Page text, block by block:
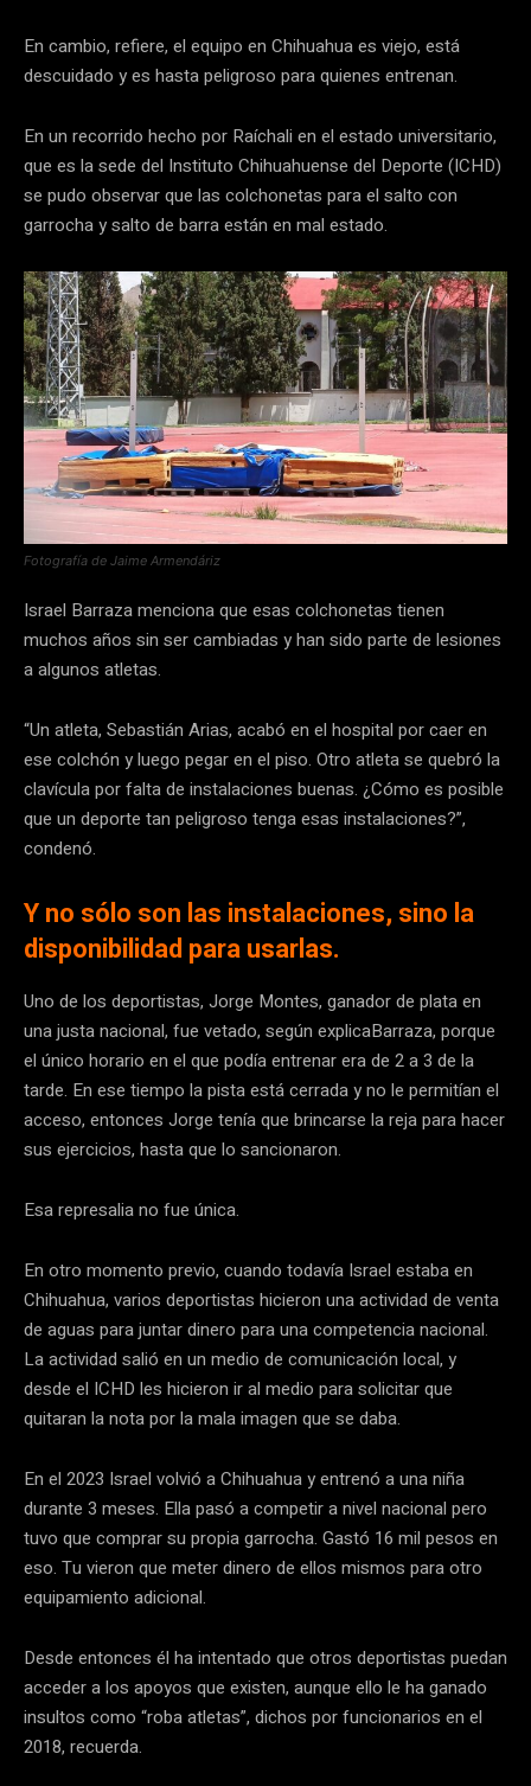
En cambio, refiere, el equipo en Chihuahua es viejo, está
descuidado y es hasta peligroso para quienes entrenan.
En un recorrido hecho por Raíchali en el estado universitario,
que es la sede del Instituto Chihuahuense del Deporte (ICHD)
se pudo observar que las colchonetas para el salto con
garrocha y salto de barra están en mal estado.
Fotografía de Jaime Armendáriz
Israel Barraza menciona que esas colchonetas tienen
muchos años sin ser cambiadas y han sido parte de lesiones
a algunos atletas.
“Un atleta, Sebastián Arias, acabó en el hospital por caer en
ese colchón y luego pegar en el piso. Otro atleta se quebró la
clavícula por falta de instalaciones buenas. ¿Cómo es posible
que un deporte tan peligroso tenga esas instalaciones?”,
condenó.
Y no sólo son las instalaciones, sino la
disponibilidad para usarlas.
Uno de los deportistas, Jorge Montes, ganador de plata en
una justa nacional, fue vetado, según explicaBarraza, porque
el único horario en el que podía entrenar era de 2 a 3 de la
tarde. En ese tiempo la pista está cerrada y no le permitían el
acceso, entonces Jorge tenía que brincarse la reja para hacer
sus ejercicios, hasta que lo sancionaron.
Esa represalia no fue única.
En otro momento previo, cuando todavía Israel estaba en
Chihuahua, varios deportistas hicieron una actividad de venta
de aguas para juntar dinero para una competencia nacional.
La actividad salió en un medio de comunicación local, y
desde el ICHD les hicieron ir al medio para solicitar que
quitaran la nota por la mala imagen que se daba.
En el 2023 Israel volvió a Chihuahua y entrenó a una niña
durante 3 meses. Ella pasó a competir a nivel nacional pero
tuvo que comprar su propia garrocha. Gastó 16 mil pesos en
eso. Tu vieron que meter dinero de ellos mismos para otro
equipamiento adicional.
Desde entonces él ha intentado que otros deportistas puedan
acceder a los apoyos que existen, aunque ello le ha ganado
insultos como “roba atletas”, dichos por funcionarios en el
2018, recuerda.